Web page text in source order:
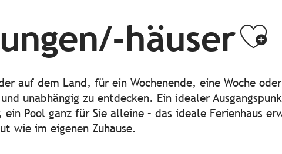
häuser
auf dem Land, für ein Wochenende, eine Woche
unabhängig zu entdecken. Ein idealer
Pool ganz für Sie alleine – das ideale Ferienhaus
wie im eigenen Zuhause.